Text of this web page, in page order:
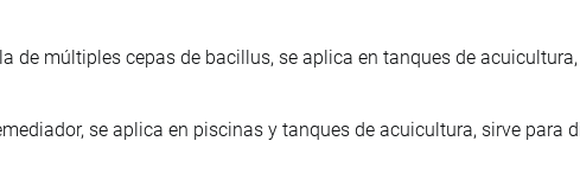
de múltiples cepas de bacillus, se aplica en tanques de
se aplica en piscinas y tanques de acuicultura, sirve para